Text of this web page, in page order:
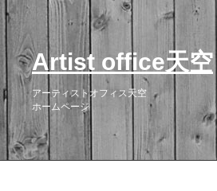
Artist office天空
アーティストオフィス天空
ホームページ